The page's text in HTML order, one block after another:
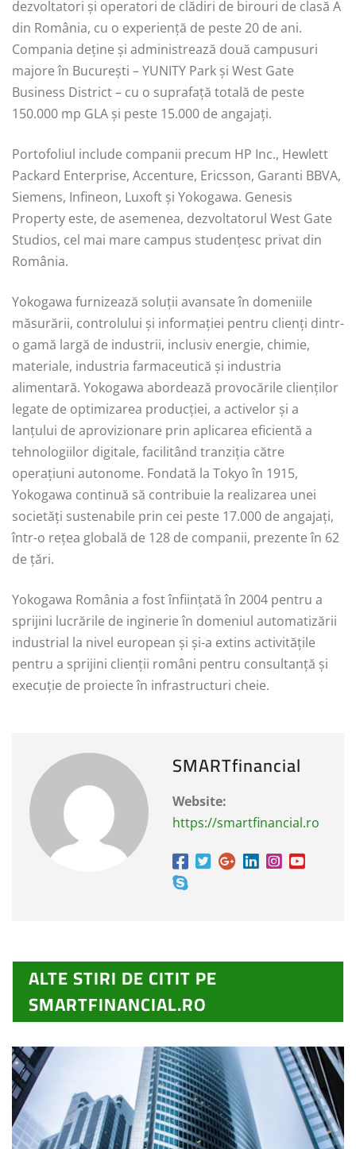
dezvoltatori și operatori de clădiri de birouri de clasă A
din România, cu o experiență de peste 20 de ani.
Compania deține și administrează două campusuri
majore în București – YUNITY Park și West Gate
Business District – cu o suprafață totală de peste
150.000 mp GLA și peste 15.000 de angajați.
Portofoliul include companii precum HP Inc., Hewlett
Packard Enterprise, Accenture, Ericsson, Garanti BBVA,
Siemens, Infineon, Luxoft și Yokogawa. Genesis
Property este, de asemenea, dezvoltatorul West Gate
Studios, cel mai mare campus studențesc privat din
România.
Yokogawa furnizează soluții avansate în domeniile
măsurării, controlului și informației pentru clienți dintr-
o gamă largă de industrii, inclusiv energie, chimie,
materiale, industria farmaceutică și industria
alimentară. Yokogawa abordează provocările clienților
legate de optimizarea producției, a activelor și a
lanțului de aprovizionare prin aplicarea eficientă a
tehnologiilor digitale, facilitând tranziția către
operațiuni autonome. Fondată la Tokyo în 1915,
Yokogawa continuă să contribuie la realizarea unei
societăți sustenabile prin cei peste 17.000 de angajați,
într-o rețea globală de 128 de companii, prezente în 62
de țări.
Yokogawa România a fost înființată în 2004 pentru a
sprijini lucrările de inginerie în domeniul automatizării
industrial la nivel european și și-a extins activitățile
pentru a sprijini clienții români pentru consultanță și
execuție de proiecte în infrastructuri cheie.
SMARTfinancial
Website:
https://smartfinancial.ro
ALTE STIRI DE CITIT PE
SMARTFINANCIAL.RO